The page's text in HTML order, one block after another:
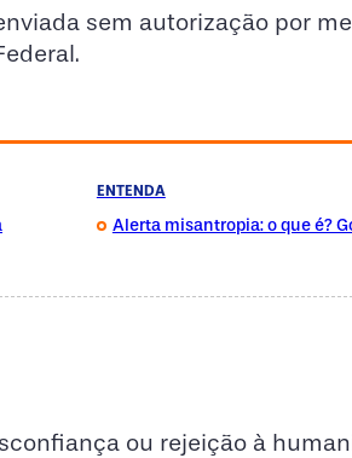
sem autorização por
ENTENDA
Alerta misantropia: o que é?
ou rejeição à